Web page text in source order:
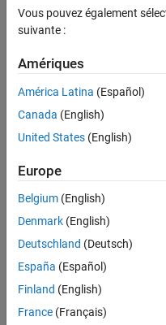
Ventes commerciales
Ventes internes
Actuellement,
aucune
offre
d'emploi
correspondant
à vos
critères
de
recherche.
Vous
pouvez
élargir
votre
Vous pouvez également
suivante :
Amériques
América Latina (Español)
Canada (English)
United States (English)
Europe
Belgium (English)
Denmark (English)
Deutschland (Deutsch)
España (Español)
Finland (English)
France (Français)